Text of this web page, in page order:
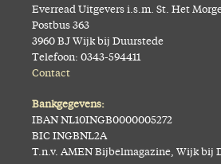
Everread Uitgevers i.s.m. St. Het
Postbus 363
3960 BJ Wijk bij Duurstede
Telefoon: 0343-594411
Contact
Bankgegevens:
IBAN NL10INGB0000005272
BIC INGBNL2A
T.n.v. AMEN Bijbelmagazine, Wijk bij